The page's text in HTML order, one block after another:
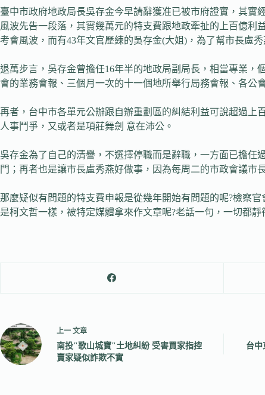
臺中市政府地政局長吳存金今早請辭獲准已被市府證實，其
風波先告一段落，其實幾萬元的特支費跟地政牽扯的上百億
考會風波，而有43年文官歷練的吳存金(大姐)，為了幫市長盧
退萬步言，吳存金曾擔任16年半的地政局副局長，相當專業
會的業務會報、三個月一次的十一個地所舉行局務會報、各公
再者，台中市各單元公辦跟自辦重劃區的糾結利益可說超過上
人事鬥爭，又或者是項莊舞劍 意在沛公。
吳存金為了自己的清譽，不選擇停職而是辭職，一方面已擔
門；再者也是讓市長盧秀燕好做事，因為每周二的市政會議市
那麼疑似有問題的特支費申報是從幾年開始有問題的呢?檢察
是柯文哲一樣，被特定媒體拿來作文章呢?老話一句，一切都靜
上一 文章
南投"歌山城寶"土地糾紛 受害買家指控
賣家疑似詐欺不實
台中